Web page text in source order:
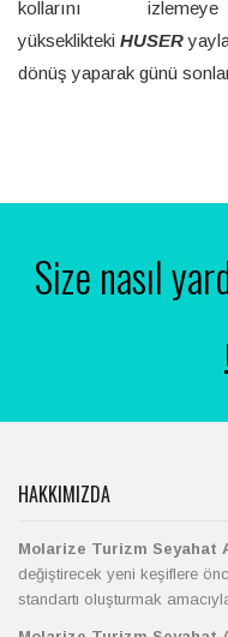
kollarını
yükseklikteki HUSER
dönüş yaparak günü
Size nasıl
HAKKIMIZDA
Molarize Turizm Seyahat
değiştirecek yeni keşiflere
standartı oluşturmak amacıyla